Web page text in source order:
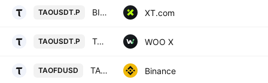
TAOUSDT.P BITTENSOR/USDT PERPETUAL SWAP CONTRACT XT.com
TAOUSDT.P TAO / TETHER PERPETUAL FUTURES WOO X
TAOFDUSD TAO / FDUSD Binance